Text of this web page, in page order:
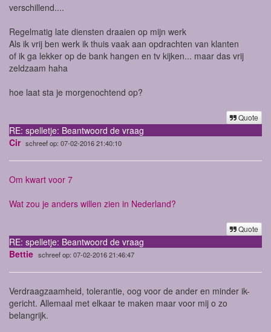
verschillend....
Regelmatig late diensten draaien op mijn werk
Als ik vrij ben werk ik thuis vaak aan opdrachten van klanten
of ik ga lekker op de bank hangen en tv kijken... maar das vrij
zeldzaam haha
hoe laat sta je morgenochtend op?
Quote
RE: spelletje: Beantwoord de vraag
Cir schreef op: 07-02-2016 21:40:10
Om kwart voor 7
Wat zou je anders willen zien in Nederland?
Quote
RE: spelletje: Beantwoord de vraag
Bettie schreef op: 07-02-2016 21:46:47
Verdraagzaamheid, tolerantie, oog voor de ander en minder ik-
gericht. Allemaal met elkaar te maken maar voor mij o zo
belangrijk.